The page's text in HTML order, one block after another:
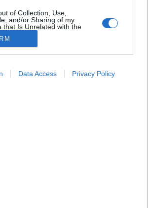
of Collection, Use,
and/or Sharing of my
that Is Unrelated with the
it was collected.
Data Access Privacy Policy